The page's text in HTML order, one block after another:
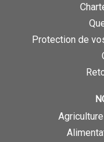
Protection de